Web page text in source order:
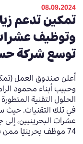
08.09.2024
وتوظيف
توسع شركة
أعلن صندوق العمل
وحبيب أبناء محمود
الحلول التقنية
في تلك التقنيات.حيث
عشرات البحرينيين،
74موظف بحرينيًا ممن